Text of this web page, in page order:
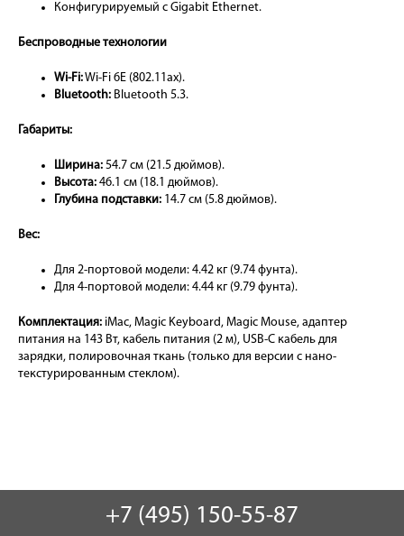
Конфигурируемый с Gigabit Ethernet.
Беспроводные технологии
Wi-Fi:Wi-Fi 6E (802.11ax).
Bluetooth: Bluetooth 5.3.
Габариты:
Ширина: 54.7 см (21.5 дюймов).
Высота: 46.1 см (18.1 дюймов).
Глубина подставки: 14.7 см (5.8 дюймов).
Вес:
Для 2-портовой модели: 4.42 кг (9.74 фунта).
Для 4-портовой модели: 4.44 кг (9.79 фунта).
Комплектация: iMac, Magic Keyboard, Magic Mouse, адаптер
питания на 143 Вт, кабель питания (2 м), USB-C кабель для
зарядки, полировочная ткань (только для версии с нано-
текстурированным стеклом).
+7 (495) 150-55-87